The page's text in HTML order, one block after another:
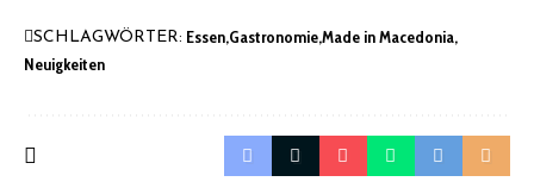
SCHLAGWÖRTER: Essen GastronomieMade in Macedonia
Neuigkeiten